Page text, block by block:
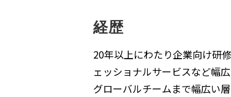
経歴
20年以上にわたり企業向け研
ェッショナルサービスなど幅
グローバルチームまで幅広い